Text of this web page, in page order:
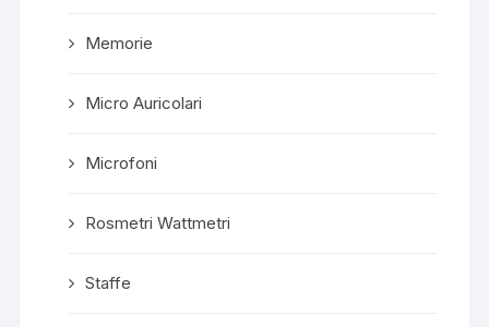
Memorie
Micro Auricolari
Microfoni
Rosmetri Wattmetri
Staffe